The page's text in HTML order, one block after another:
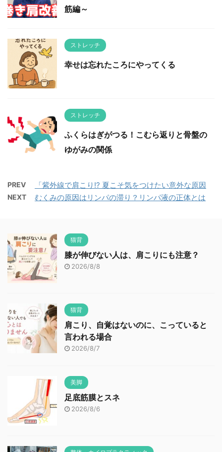
筋編～
ストレッチ
幸せは忘れたころにやってくる
ストレッチ
ふくらはぎがつる！こむら返りと骨盤の
ゆがみの関係
PREV 「紫外線で肩こり!? 夏こそ気をつけたい意外な原因
NEXT むくみの原因はリンパの滞り？リンパ液の正体とは
猫背
膝が伸びない人は、肩こりにも注意？
2026/8/8
猫背
肩こり、自覚はないのに、こっていると
言われる場合
2026/8/7
美脚
足底筋膜とスネ
2026/8/6